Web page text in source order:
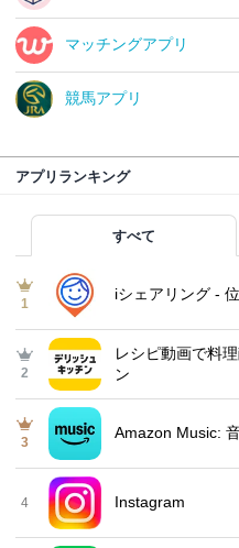
マッチングアプリ
競馬アプリ
アプリランキング
すべて
1
iシェアリング -
2
レシピ動画で料
ン
3
Amazon Music:
4 Instagram